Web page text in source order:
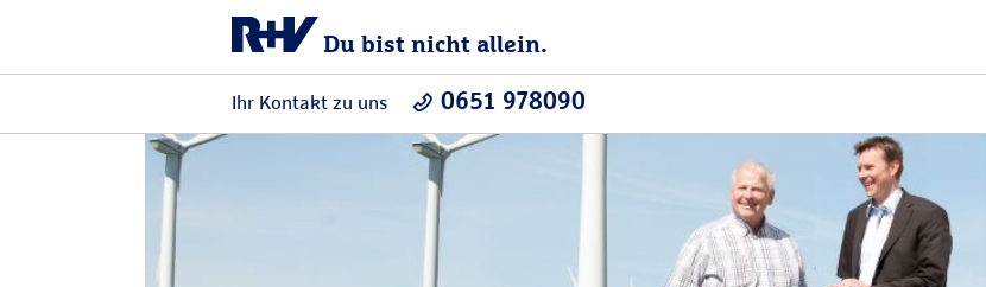
Du bist nicht allein.
Ihr Kontakt zu uns 0651 978090